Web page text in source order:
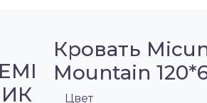
Кровать
Mountain
Цвет